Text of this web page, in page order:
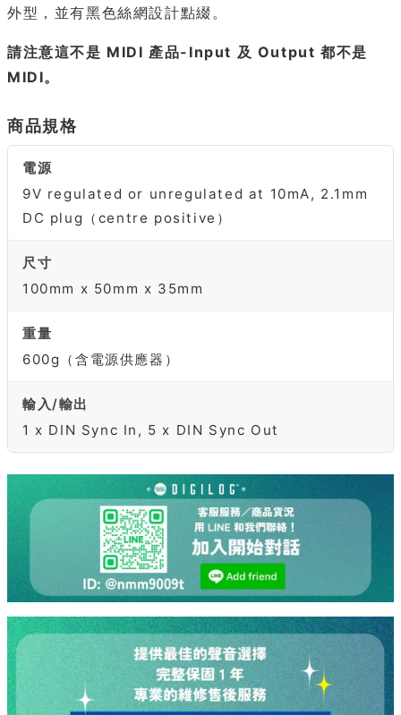
外型，並有黑色絲網設計點綴。
請注意這不是 MIDI 產品-Input 及 Output 都不是
MIDI。
商品規格
電源
9V regulated or unregulated at 10mA, 2.1mm
DC plug（centre positive）
尺寸
100mm x 50mm x 35mm
重量
600g（含電源供應器）
輸入/輸出
1 x DIN Sync In, 5 x DIN Sync Out